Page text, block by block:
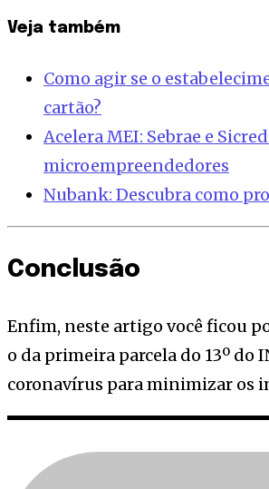
Veja também
Como agir se o
cartão?
Acelera MEI: Sebrae e
microempreendedores
Nubank: Descubra como
Conclusão
Enfim, neste artigo você ficou
o da primeira parcela do 13º do
coronavírus para minimizar os